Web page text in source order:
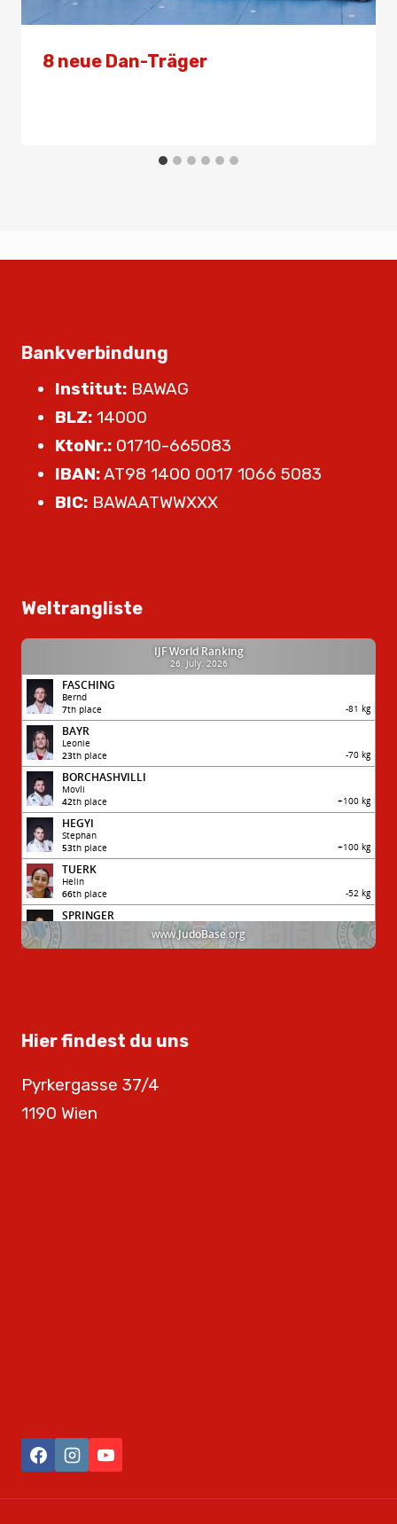
8 neue Dan-Träger
Bankverbindung
Institut: BAWAG
BLZ: 14000
KtoNr.: 01710-665083
IBAN:AT98 1400 0017 1066 5083
BIC: BAWAATWWXXX
Weltrangliste
Hier findest du uns
Pyrkergasse 37/4
1190 Wien